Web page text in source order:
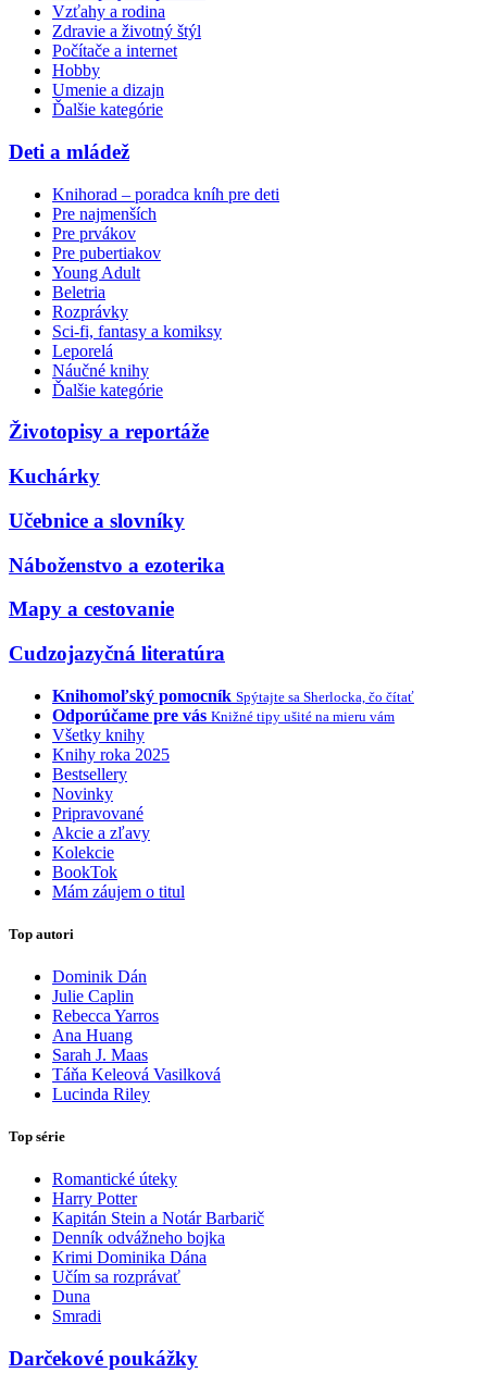
Vzťahy a rodina
Zdravie a životný štýl
Počítače a internet
Hobby
Umenie a dizajn
Ďalšie kategórie
Deti a mládež
Knihorad – poradca kníh pre deti
Pre najmenších
Pre prvákov
Pre pubertiakov
Young Adult
Beletria
Rozprávky
Sci-fi, fantasy a komiksy
Leporelá
Náučné knihy
Ďalšie kategórie
Životopisy a reportáže
Kuchárky
Učebnice a slovníky
Náboženstvo a ezoterika
Mapy a cestovanie
Cudzojazyčná literatúra
Knihomoľský pomocník Spýtajte sa Sherlocka, čo čítať
Odporúčame pre vás Knižné tipy ušité na mieru vám
Všetky knihy
Knihy roka 2025
Bestsellery
Novinky
Pripravované
Akcie a zľavy
Kolekcie
BookTok
Mám záujem o titul
Top autori
Dominik Dán
Julie Caplin
Rebecca Yarros
Ana Huang
Sarah J. Maas
Táňa Keleová Vasilková
Lucinda Riley
Top série
Romantické úteky
Harry Potter
Kapitán Stein a Notár Barbarič
Denník odvážneho bojka
Krimi Dominika Dána
Učím sa rozprávať
Duna
Smradi
Darčekové poukážky